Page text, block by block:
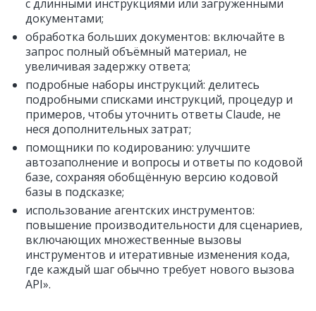
с длинными инструкциями или загруженными
документами;
обработка больших документов: включайте в
запрос полный объёмный материал, не
увеличивая задержку ответа;
подробные наборы инструкций: делитесь
подробными списками инструкций, процедур и
примеров, чтобы уточнить ответы Claude, не
неся дополнительных затрат;
помощники по кодированию: улучшите
автозаполнение и вопросы и ответы по кодовой
базе, сохраняя обобщённую версию кодовой
базы в подсказке;
использование агентских инструментов:
повышение производительности для сценариев,
включающих множественные вызовы
инструментов и итеративные изменения кода,
где каждый шаг обычно требует нового вызова
API».